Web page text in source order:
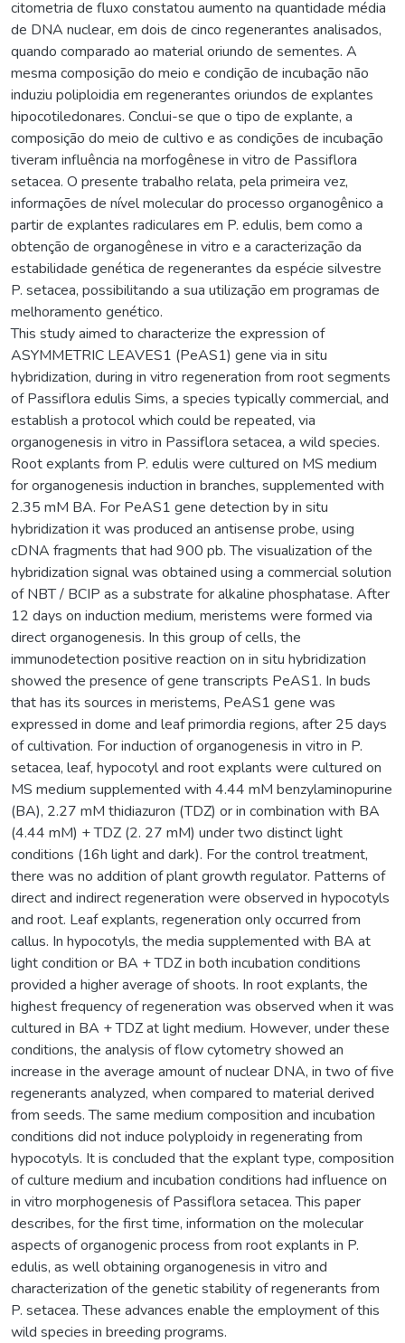
citometria de fluxo constatou aumento na quantidade média
de DNA nuclear, em dois de cinco regenerantes analisados,
quando comparado ao material oriundo de sementes. A
mesma composição do meio e condição de incubação não
induziu poliploidia em regenerantes oriundos de explantes
hipocotiledonares. Conclui-se que o tipo de explante, a
composição do meio de cultivo e as condições de incubação
tiveram influência na morfogênese in vitro de Passiflora
setacea. O presente trabalho relata, pela primeira vez,
informações de nível molecular do processo organogênico a
partir de explantes radiculares em P. edulis, bem como a
obtenção de organogênese in vitro e a caracterização da
estabilidade genética de regenerantes da espécie silvestre
P. setacea, possibilitando a sua utilização em programas de
melhoramento genético.
This study aimed to characterize the expression of
ASYMMETRIC LEAVES1 (PeAS1) gene via in situ
hybridization, during in vitro regeneration from root segments
of Passiflora edulis Sims, a species typically commercial, and
establish a protocol which could be repeated, via
organogenesis in vitro in Passiflora setacea, a wild species.
Root explants from P. edulis were cultured on MS medium
for organogenesis induction in branches, supplemented with
2.35 mM BA. For PeAS1 gene detection by in situ
hybridization it was produced an antisense probe, using
cDNA fragments that had 900 pb. The visualization of the
hybridization signal was obtained using a commercial solution
of NBT / BCIP as a substrate for alkaline phosphatase. After
12 days on induction medium, meristems were formed via
direct organogenesis. In this group of cells, the
immunodetection positive reaction on in situ hybridization
showed the presence of gene transcripts PeAS1. In buds
that has its sources in meristems, PeAS1 gene was
expressed in dome and leaf primordia regions, after 25 days
of cultivation. For induction of organogenesis in vitro in P.
setacea, leaf, hypocotyl and root explants were cultured on
MS medium supplemented with 4.44 mM benzylaminopurine
(BA), 2.27 mM thidiazuron (TDZ) or in combination with BA
(4.44 mM) + TDZ (2. 27 mM) under two distinct light
conditions (16h light and dark). For the control treatment,
there was no addition of plant growth regulator. Patterns of
direct and indirect regeneration were observed in hypocotyls
and root. Leaf explants, regeneration only occurred from
callus. In hypocotyls, the media supplemented with BA at
light condition or BA + TDZ in both incubation conditions
provided a higher average of shoots. In root explants, the
highest frequency of regeneration was observed when it was
cultured in BA + TDZ at light medium. However, under these
conditions, the analysis of flow cytometry showed an
increase in the average amount of nuclear DNA, in two of five
regenerants analyzed, when compared to material derived
from seeds. The same medium composition and incubation
conditions did not induce polyploidy in regenerating from
hypocotyls. It is concluded that the explant type, composition
of culture medium and incubation conditions had influence on
in vitro morphogenesis of Passiflora setacea. This paper
describes, for the first time, information on the molecular
aspects of organogenic process from root explants in P.
edulis, as well obtaining organogenesis in vitro and
characterization of the genetic stability of regenerants from
P. setacea. These advances enable the employment of this
wild species in breeding programs.